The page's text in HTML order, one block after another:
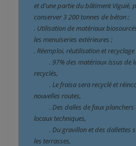
et d’une partie du bâtiment Viguié,
conserver 3 200 tonnes de béton ;
. Utilisation de matériaux
les menuiseries extérieures ;
. Réemploi, réutilisation et
recyclés,
nouvelles routes,
locaux techniques,
les terrasses,